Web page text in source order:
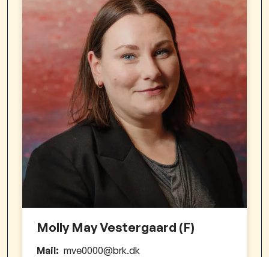
Molly May Vestergaard (F)
Mail: mve0000@brk.dk